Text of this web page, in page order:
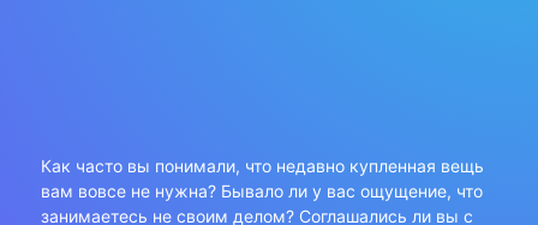
Как часто вы понимали, что недавно купленная вещь
вам вовсе не нужна? Бывало ли у вас ощущение, что
занимаетесь не своим делом? Соглашались ли вы с